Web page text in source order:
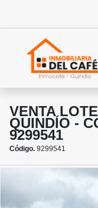
VENTA
QUINDÍO -
9299541
Código. 9299541